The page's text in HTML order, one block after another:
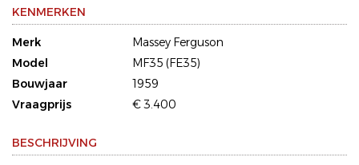
KENMERKEN
Merk
Massey Ferguson
Model
MF35 (FE35)
Bouwjaar
1959
Vraagprijs
€ 3.400
BESCHRIJVING